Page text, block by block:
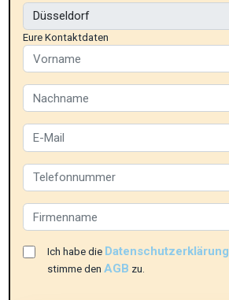
Eure Kontaktdaten
Ich habe die Datenschutzerklärung
stimme denAGB zu.